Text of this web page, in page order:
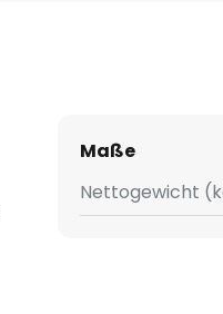
Maße
Nettogewicht